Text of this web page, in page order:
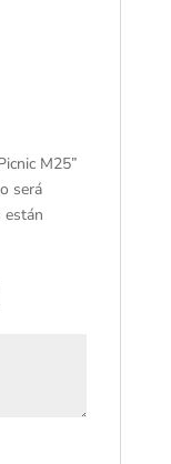
M25”
será
están